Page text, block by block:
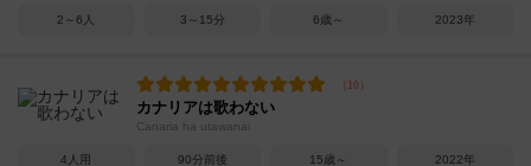
2～6人 3～15分 6歳～ 2023年
カナリアは歌わない
Canaria ha utawanai
4人用 90分前後 15歳～ 2022年